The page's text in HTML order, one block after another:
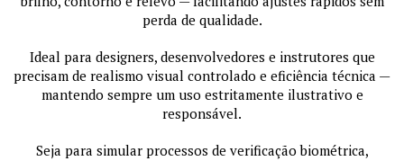
perda de qualidade.
Ideal para designers, desenvolvedores e instrutores que
precisam de realismo visual controlado e eficiência técnica —
mantendo sempre um uso estritamente ilustrativo e
responsável.
Seja para simular processos de verificação biométrica,